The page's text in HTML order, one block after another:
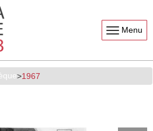
Menu
1967